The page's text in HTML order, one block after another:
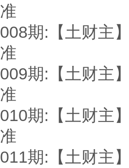
准
008期:【土财主
准
009期:【土财主
准
010期:【土财主
准
011期:【土财主